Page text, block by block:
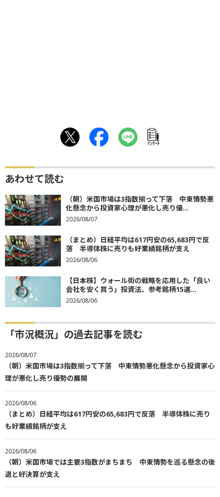
ｱﾝｹｰﾄ
あわせて読む
（朝）米国市場は3指数揃って下落 中東情勢悪
化懸念から投資家心理が悪化し売り優...
2026/08/07
（まとめ）日経平均は617円安の65,683円で反
落 半導体株に売りも好業績銘柄が支え
2026/08/06
【日本株】ウォール街の戦略を応用した「良い
会社を安く買う」投資法、参考銘柄15選...
2026/08/06
「市況概況」の過去記事を読む
2026/08/07
（朝）米国市場は3指数揃って下落 中東情勢悪化懸念から投資家心
理が悪化し売り優勢の展開
2026/08/06
（まとめ）日経平均は617円安の65,683円で反落 半導体株に売り
も好業績銘柄が支え
2026/08/06
（朝）米国市場では主要3指数がまちまち 中東情勢を巡る懸念の後
退と好決算が支え